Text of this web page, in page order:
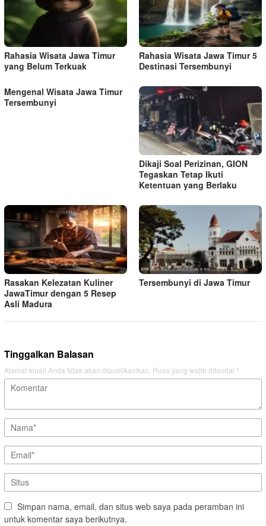
p
o
s
Rahasia Wisata Jawa Timur
yang Belum Terkuak
Rahasia Wisata Jawa Timur 5
Destinasi Tersembunyi
Mengenal Wisata Jawa Timur
Tersembunyi
Dikaji Soal Perizinan, GION
Tegaskan Tetap Ikuti
Ketentuan yang Berlaku
Rasakan Kelezatan Kuliner
JawaTimur dengan 5 Resep
Asli Madura
Tersembunyi di Jawa Timur
Tinggalkan Balasan
Alamat email Anda tidak akan dipublikasikan. Ruas yang wajib ditandai *
Simpan nama, email, dan situs web saya pada peramban ini
untuk komentar saya berikutnya.